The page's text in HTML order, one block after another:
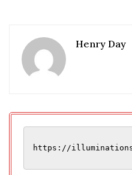
Henry Day
https://